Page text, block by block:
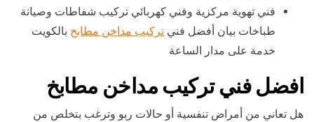
فني تهوية مركزية وفني كهربائي تركيب شفاطات وصيانة
طباخات بيان أفضل فني تركيب مداخن مطابخ بالكويت
خدمة على مدار الساعة
افضل فني تركيب مداخن مطابخ
هل تعاني من أمراض تنفسية أو حالات ربو وترغب بتخلص من